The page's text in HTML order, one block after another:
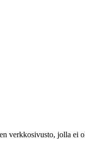
verkkosivusto, jolla ei